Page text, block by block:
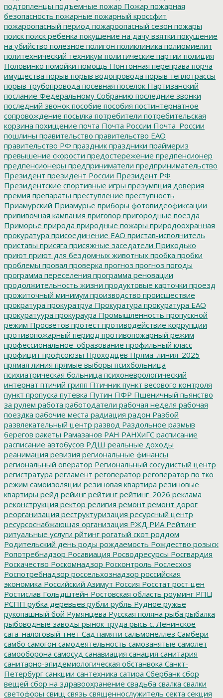
подтопленцы подъемные пожар Пожар пожарная
безопасность пожарные пожарный кроссфит
пожароопасный период пожароопасный сезон пожары
поиск поиск ребенка покушение на дачу взятки покушение
на убийство полезное полигон поликлиника полиомиелит
политехнический техникум политические партии полиция
Половинко помойки помощь Понтонная переправа порча
имущества порыв порыв водопровода порыв теплотрассы
порыв трубопровода посевная поселок Партизанский
послание Федеральному Собранию последние звонки
последний звонок пособие пособия постинтернатное
сопровождение посылка потребители потребительская
корзина похищение почта Почта России Почта_России
пошлины правительство правительство ЕАО
правительство РФ праздник праздники праймериз
превышение скорости предостережение предпенсионер
предпенсионеры предприниматели предпринимательство
Президент президент России Президент РФ
Президентские спортивные игры презумпция доверия
премия препараты преступление преступность
Приамурский Приамурье приборы фотовидеофиксации
прививочная кампания приговор пригородные поезда
Приморье природа природные пожары природоохранная
прокуратура присоединение ЕАО пристав-исполнитель
приставы присяга присяжные заседатели Приходько
приют приют для бездомных животных пробка пробки
проблемы провал проверка прогноз прогноз погоды
программа переселения программа реновации
продолжительность жизни продуктовые карточки проезд
прожиточный минимум производство происшествие
прократура прокуратруа Прокуратура прокуратура ЕАО
прокуратуура прокураура Промышленность пропускной
режим Просветов протест противодействие коррупции
противопожарный период противопожарный режим
профессиональное_образование профильный класс
профицит профсоюзы Проходцев Пряма_линия_2025
прямая линия прямые выборы психбольница
психиатрическая больница психоневрологический
интернат птичий грипп Птичник пункт весового контроля
пункт пропуска путевка Путин ПФР Пшеничный пьянство
за рулем работа работодатели рабочая неделя рабочая
поездка рабочие места радиация радон Разбой
развлекательный центр развод Раздольное размыв
берегов ракеты Рамазанов РАН РАНХиГС расписание
расписание автобусов РДШ реальные доходы
реанимация ревизия региональные финансы
региональный оператор Региональный сосудистый центр
регистратура регламент регоператор регоператор по тко
режим самоизоляции резиновая квартира резиновые
квартиры рейд рейинг рейтинг рейтинг_2026 реклама
реконструкция ректор религия ремонт ремонт дорог
реорганизация реструктуризация ресурсный центр
ресурсоснабжающая организация РЖД РИА Рейтинг
ритуальные услуги рйтинг рогатый скот роддом
Родительский день роды рождаемость Рождество розыск
Ропотребнадзор Росавиация Росводресурсы Росгвардия
Роскачество Роскомнадзор Росконтроль Рослесхоз
Роспотребнадзор россельхознадзор российская
экономика Российский Азимут Россия Росстат рост цен
Ростислав Гольдштейн Ростовская область роуминг РПЦ
РСПП рубка деревьев рубли рубль Рудное ружье
рукопашный бой Румянцева Русская поляна рыба рыбалка
рыбоводные заводы рынок труда рысь с. Ленинское
сага_налоговый_гнет Сад памяти сальмонеллез Самбери
самбо самогон самодеятельность самозанятые самолет
самооборона самосуд санавиация санация санитария
санитарно-эпидемиологическая обстанвока Санкт-
Петербург санкции сантехника сатира Сбербанк сбор
вещей сбор на здравоохранение свадьба свалка свалки
светофоры свищ связь священнослужитель секта секция